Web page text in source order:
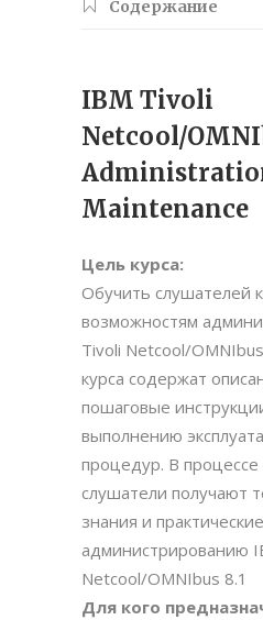
Содержание
IBM Tivoli
Netcool/
Maintenance
Цель курса:
Обучить слушателей
возможностям
Tivoli Netcool/
курса содержат
пошаговые
выполнению
процедур. В процессе
слушатели получают
знания и
администрированию
Netcool/OMNIbus 8.1
Для кого